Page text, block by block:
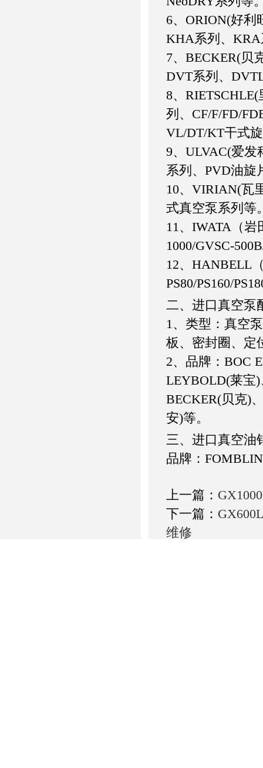
6、ORION(好
KHA系列、
7、BECKER(贝
DVT系列、
8、
列、CF/F/FD/
VL/DT/KT干式
9、ULVAC(爱
系列、PVD油旋
10、VIRIAN(瓦
式真空泵系列等
11、IWATA（岩
1000/GVSC-
12、HANBELL
PS80/PS160/
二、进口真空泵
1、类型：真空
板、密封圈、定
2、品牌：BOC
LEYBOLD(莱宝
BECKER(贝克)
安)等。
三、进口真空油
品牌：
上一篇：
下一篇：
维修